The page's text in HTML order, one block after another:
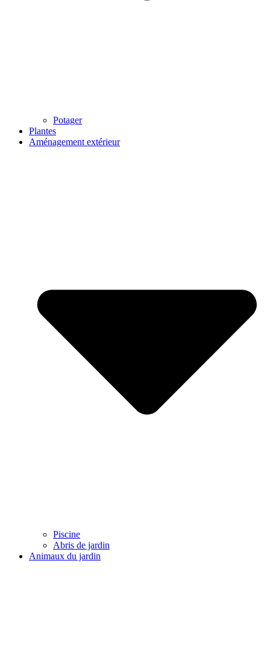
Potager
Plantes
Aménagement extérieur
Piscine
Abris de jardin
Animaux du jardin